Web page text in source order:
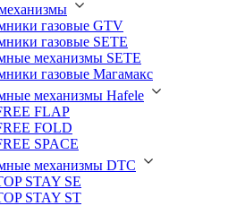
газовые GTV
газовые SETE
механизмы SETE
газовые Магамакс
механизмы Hafele
FLAP
FOLD
SPACE
механизмы DTC
STAY SE
STAY ST